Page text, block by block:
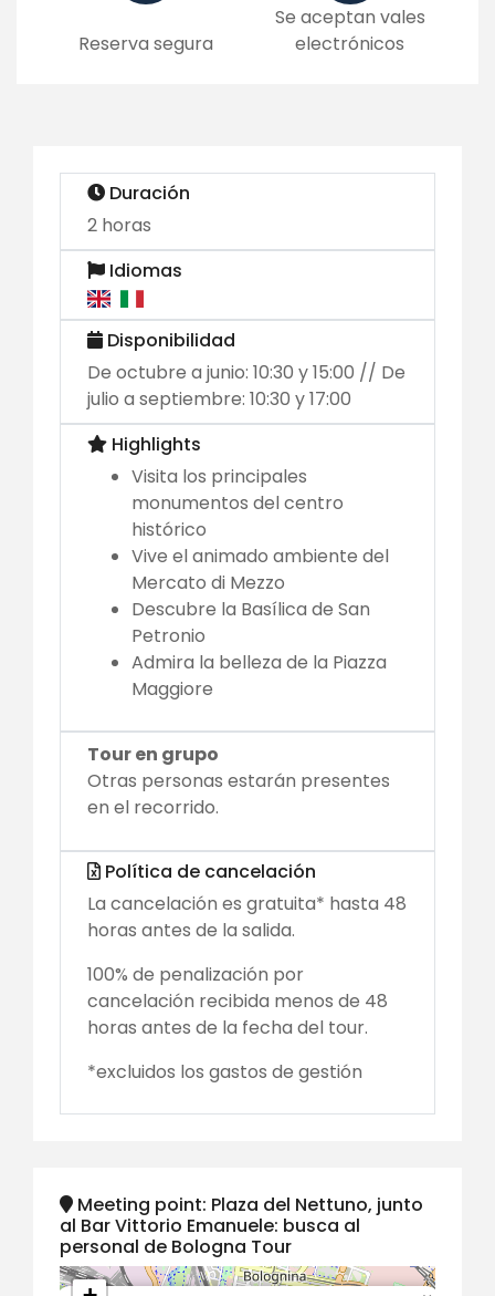
Reserva segura
Se aceptan vales
electrónicos
Duración
2 horas
Idiomas
Disponibilidad
De octubre a junio: 10:30 y 15:00 // De
julio a septiembre: 10:30 y 17:00
Highlights
Visita los principales
monumentos del centro
histórico
Vive el animado ambiente del
Mercato di Mezzo
Descubre la Basílica de San
Petronio
Admira la belleza de la Piazza
Maggiore
Tour en grupo
Otras personas estarán presentes
en el recorrido.
Política de cancelación
La cancelación es gratuita* hasta 48
horas antes de la salida.
100% de penalización por
cancelación recibida menos de 48
horas antes de la fecha del tour.
*excluidos los gastos de gestión
Meeting point: Plaza del Nettuno, junto
al Bar Vittorio Emanuele: busca al
personal de Bologna Tour